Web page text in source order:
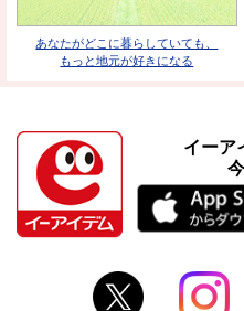
あなたがどこに暮らしていても、
もっと地元が好きになる
イーア